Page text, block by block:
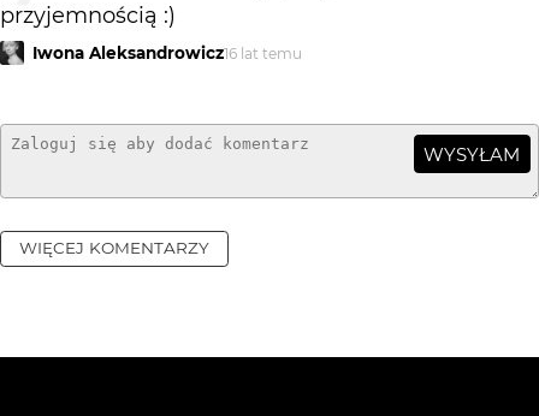
przyjemnością :)
Iwona Aleksandrowicz16 lat temu
WYSYŁAM
WIĘCEJ KOMENTARZY